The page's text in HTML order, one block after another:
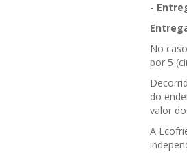
-
No
por 5
do
valor
A